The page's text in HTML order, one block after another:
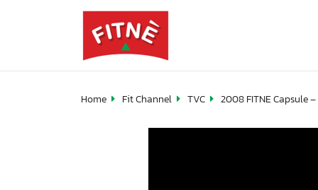
Home Fit Channel TVC 2008 FITNE Capsule